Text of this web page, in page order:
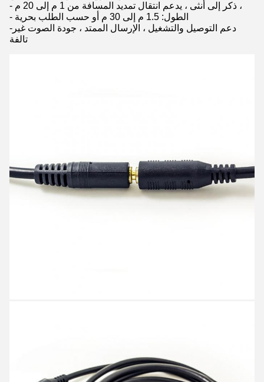
- ذكر إلى أنثى ، يدعم انتقال تمديد المسافة من 1 م إلى 20 م ،
- الطول: 1.5 م إلى 30 م أو حسب الطلب بحرية
-دعم التوصيل والتشغيل ، الإرسال الممتد ، جودة الصوت غير
تالفة